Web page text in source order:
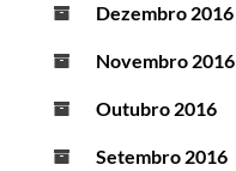
Dezembro 2016
Novembro 2016
Outubro 2016
Setembro 2016